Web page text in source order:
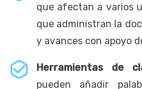
que afectan a varios
que administran la
y avances con apoyo
Herramientas de
pueden añadir